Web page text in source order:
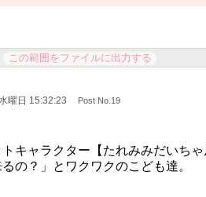
この範囲をファイルに出力する
曜日 15:32:23 Post No.19
キャラクター【たれみみだいち
の？」とワクワクのこども達。